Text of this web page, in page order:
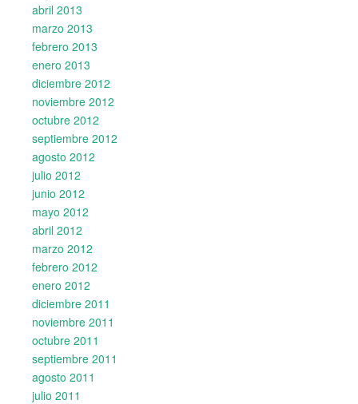
abril 2013
marzo 2013
febrero 2013
enero 2013
diciembre 2012
noviembre 2012
octubre 2012
septiembre 2012
agosto 2012
julio 2012
junio 2012
mayo 2012
abril 2012
marzo 2012
febrero 2012
enero 2012
diciembre 2011
noviembre 2011
octubre 2011
septiembre 2011
agosto 2011
julio 2011